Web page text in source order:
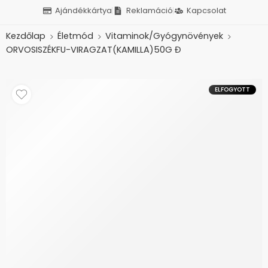
Ajándékkártya Reklamáció Kapcsolat
Kezdőlap Életmód
Vitaminok/Gyógynövények
ORVOSISZÉKFU-VIRAGZAT(KAMILLA)50G Đ
ELFOGYOTT